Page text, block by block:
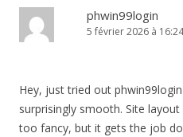
phwin99login
5 février 2026 à 16:24
Hey, just tried out
surprisingly smooth. Site
too fancy, but it gets the job